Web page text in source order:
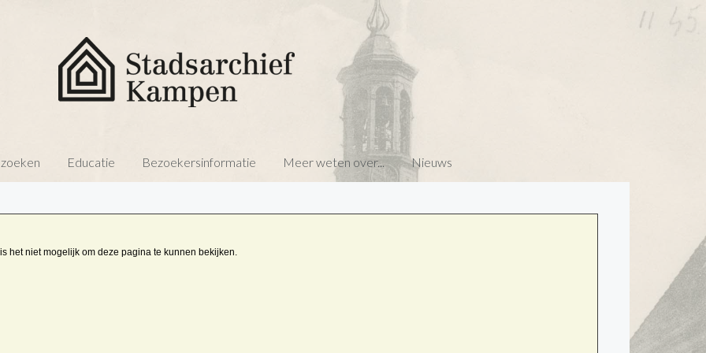
Educatie Bezoekersinformatie Meer weten over... Nieuws
het niet mogelijk om deze pagina te kunnen bekijken.